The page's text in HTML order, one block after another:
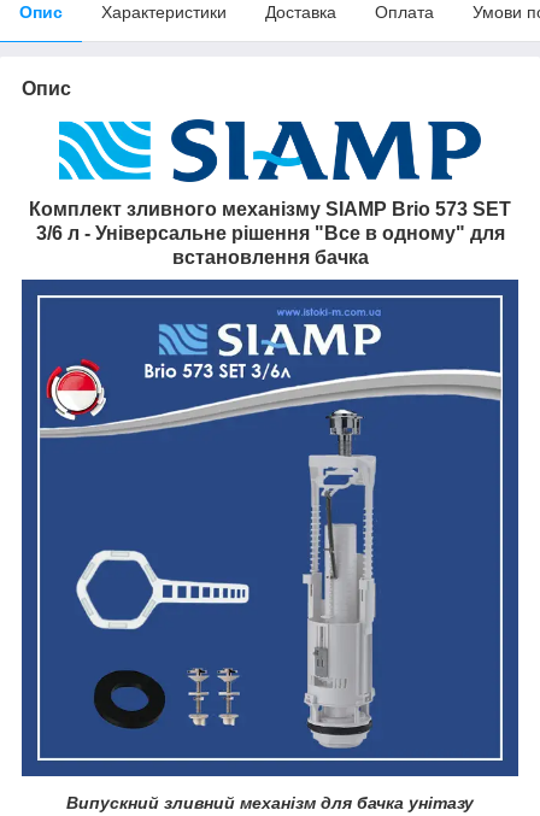
Опис Характеристики Доставка Оплата Умови
Опис
Комплект зливного механізму SIAMP Brio 573 SET
3/6 л - Універсальне рішення "Все в одному" для
встановлення бачка
Випускний зливний механізм для бачка унітазу